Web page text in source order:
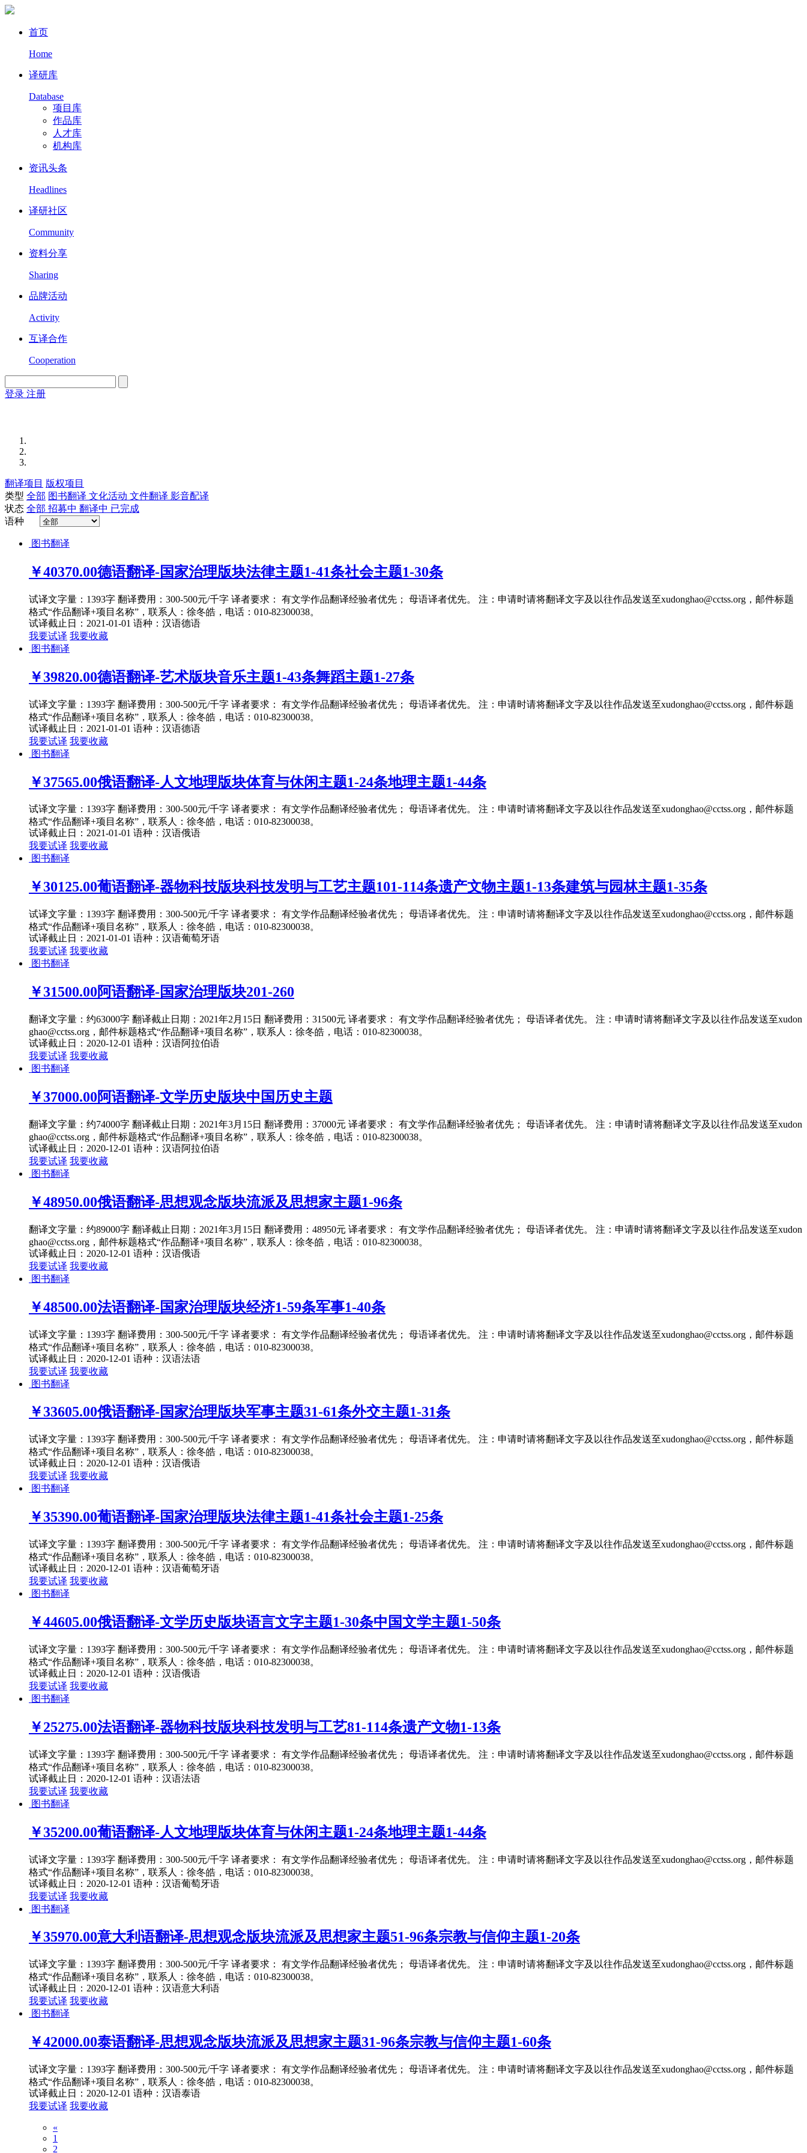
首页
Home
译研库
Database
项目库
作品库
人才库
机构库
资讯头条
Headlines
译研社区
Community
资料分享
Sharing
品牌活动
Activity
互译合作
Cooperation
登录 注册
翻译项目 版权项目
类型 全部 图书翻译 文化活动 文件翻译 影音配译
状态 全部 招募中 翻译中 已完成
语种
图书翻译
￥40370.00德语翻译-国家治理版块法律主题1-41条社会主题1-30条
试译文字量：1393字 翻译费用：300-500元/千字 译者要求： 有文学作品翻译经验者优先； 母语译者优先。 注：申请时请将翻译文字及以往作品发送至xudonghao@cctss.org，邮件标题
格式“作品翻译+项目名称”，联系人：徐冬皓，电话：010-82300038。
试译截止日：2021-01-01 语种：汉语德语
我要试译 我要收藏
图书翻译
￥39820.00德语翻译-艺术版块音乐主题1-43条舞蹈主题1-27条
试译文字量：1393字 翻译费用：300-500元/千字 译者要求： 有文学作品翻译经验者优先； 母语译者优先。 注：申请时请将翻译文字及以往作品发送至xudonghao@cctss.org，邮件标题
格式“作品翻译+项目名称”，联系人：徐冬皓，电话：010-82300038。
试译截止日：2021-01-01 语种：汉语德语
我要试译 我要收藏
图书翻译
￥37565.00俄语翻译-人文地理版块体育与休闲主题1-24条地理主题1-44条
试译文字量：1393字 翻译费用：300-500元/千字 译者要求： 有文学作品翻译经验者优先； 母语译者优先。 注：申请时请将翻译文字及以往作品发送至xudonghao@cctss.org，邮件标题
格式“作品翻译+项目名称”，联系人：徐冬皓，电话：010-82300038。
试译截止日：2021-01-01 语种：汉语俄语
我要试译 我要收藏
图书翻译
￥30125.00葡语翻译-器物科技版块科技发明与工艺主题101-114条遗产文物主题1-13条建筑与园林主题1-35条
试译文字量：1393字 翻译费用：300-500元/千字 译者要求： 有文学作品翻译经验者优先； 母语译者优先。 注：申请时请将翻译文字及以往作品发送至xudonghao@cctss.org，邮件标题
格式“作品翻译+项目名称”，联系人：徐冬皓，电话：010-82300038。
试译截止日：2021-01-01 语种：汉语葡萄牙语
我要试译 我要收藏
图书翻译
￥31500.00阿语翻译-国家治理版块201-260
翻译文字量：约63000字 翻译截止日期：2021年2月15日 翻译费用：31500元 译者要求： 有文学作品翻译经验者优先； 母语译者优先。 注：申请时请将翻译文字及以往作品发送至xudon
ghao@cctss.org，邮件标题格式“作品翻译+项目名称”，联系人：徐冬皓，电话：010-82300038。
试译截止日：2020-12-01 语种：汉语阿拉伯语
我要试译 我要收藏
图书翻译
￥37000.00阿语翻译-文学历史版块中国历史主题
翻译文字量：约74000字 翻译截止日期：2021年3月15日 翻译费用：37000元 译者要求： 有文学作品翻译经验者优先； 母语译者优先。 注：申请时请将翻译文字及以往作品发送至xudon
ghao@cctss.org，邮件标题格式“作品翻译+项目名称”，联系人：徐冬皓，电话：010-82300038。
试译截止日：2020-12-01 语种：汉语阿拉伯语
我要试译 我要收藏
图书翻译
￥48950.00俄语翻译-思想观念版块流派及思想家主题1-96条
翻译文字量：约89000字 翻译截止日期：2021年3月15日 翻译费用：48950元 译者要求： 有文学作品翻译经验者优先； 母语译者优先。 注：申请时请将翻译文字及以往作品发送至xudon
ghao@cctss.org，邮件标题格式“作品翻译+项目名称”，联系人：徐冬皓，电话：010-82300038。
试译截止日：2020-12-01 语种：汉语俄语
我要试译 我要收藏
图书翻译
￥48500.00法语翻译-国家治理版块经济1-59条军事1-40条
试译文字量：1393字 翻译费用：300-500元/千字 译者要求： 有文学作品翻译经验者优先； 母语译者优先。 注：申请时请将翻译文字及以往作品发送至xudonghao@cctss.org，邮件标题
格式“作品翻译+项目名称”，联系人：徐冬皓，电话：010-82300038。
试译截止日：2020-12-01 语种：汉语法语
我要试译 我要收藏
图书翻译
￥33605.00俄语翻译-国家治理版块军事主题31-61条外交主题1-31条
试译文字量：1393字 翻译费用：300-500元/千字 译者要求： 有文学作品翻译经验者优先； 母语译者优先。 注：申请时请将翻译文字及以往作品发送至xudonghao@cctss.org，邮件标题
格式“作品翻译+项目名称”，联系人：徐冬皓，电话：010-82300038。
试译截止日：2020-12-01 语种：汉语俄语
我要试译 我要收藏
图书翻译
￥35390.00葡语翻译-国家治理版块法律主题1-41条社会主题1-25条
试译文字量：1393字 翻译费用：300-500元/千字 译者要求： 有文学作品翻译经验者优先； 母语译者优先。 注：申请时请将翻译文字及以往作品发送至xudonghao@cctss.org，邮件标题
格式“作品翻译+项目名称”，联系人：徐冬皓，电话：010-82300038。
试译截止日：2020-12-01 语种：汉语葡萄牙语
我要试译 我要收藏
图书翻译
￥44605.00俄语翻译-文学历史版块语言文字主题1-30条中国文学主题1-50条
试译文字量：1393字 翻译费用：300-500元/千字 译者要求： 有文学作品翻译经验者优先； 母语译者优先。 注：申请时请将翻译文字及以往作品发送至xudonghao@cctss.org，邮件标题
格式“作品翻译+项目名称”，联系人：徐冬皓，电话：010-82300038。
试译截止日：2020-12-01 语种：汉语俄语
我要试译 我要收藏
图书翻译
￥25275.00法语翻译-器物科技版块科技发明与工艺81-114条遗产文物1-13条
试译文字量：1393字 翻译费用：300-500元/千字 译者要求： 有文学作品翻译经验者优先； 母语译者优先。 注：申请时请将翻译文字及以往作品发送至xudonghao@cctss.org，邮件标题
格式“作品翻译+项目名称”，联系人：徐冬皓，电话：010-82300038。
试译截止日：2020-12-01 语种：汉语法语
我要试译 我要收藏
图书翻译
￥35200.00葡语翻译-人文地理版块体育与休闲主题1-24条地理主题1-44条
试译文字量：1393字 翻译费用：300-500元/千字 译者要求： 有文学作品翻译经验者优先； 母语译者优先。 注：申请时请将翻译文字及以往作品发送至xudonghao@cctss.org，邮件标题
格式“作品翻译+项目名称”，联系人：徐冬皓，电话：010-82300038。
试译截止日：2020-12-01 语种：汉语葡萄牙语
我要试译 我要收藏
图书翻译
￥35970.00意大利语翻译-思想观念版块流派及思想家主题51-96条宗教与信仰主题1-20条
试译文字量：1393字 翻译费用：300-500元/千字 译者要求： 有文学作品翻译经验者优先； 母语译者优先。 注：申请时请将翻译文字及以往作品发送至xudonghao@cctss.org，邮件标题
格式“作品翻译+项目名称”，联系人：徐冬皓，电话：010-82300038。
试译截止日：2020-12-01 语种：汉语意大利语
我要试译 我要收藏
图书翻译
￥42000.00泰语翻译-思想观念版块流派及思想家主题31-96条宗教与信仰主题1-60条
试译文字量：1393字 翻译费用：300-500元/千字 译者要求： 有文学作品翻译经验者优先； 母语译者优先。 注：申请时请将翻译文字及以往作品发送至xudonghao@cctss.org，邮件标题
格式“作品翻译+项目名称”，联系人：徐冬皓，电话：010-82300038。
试译截止日：2020-12-01 语种：汉语泰语
我要试译 我要收藏
«
1
2